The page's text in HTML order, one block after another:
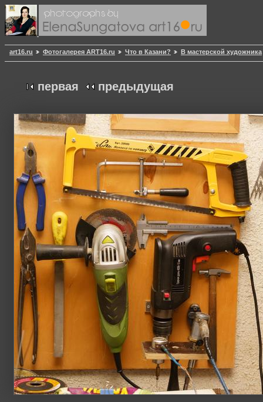
art16.ru Фотогалерея ART16.ru Что в Казани? В мастерской художника
первая предыдущая